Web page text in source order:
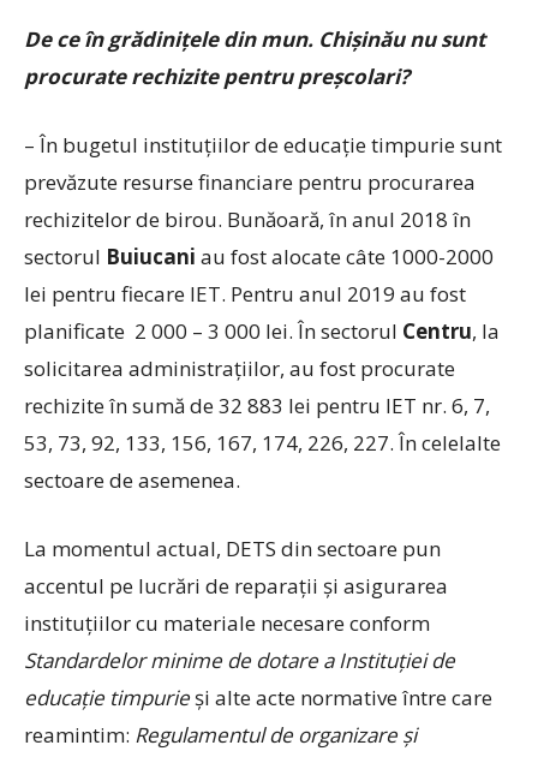
De ce în grădiniţele din mun. Chişinău nu sunt
procurate rechizite pentru preşcolari?
– În bugetul instituţiilor de educaţie timpurie sunt
prevăzute resurse financiare pentru procurarea
rechizitelor de birou. Bunăoară, în anul 2018 în
sectorul Buiucani au fost alocate câte 1000-2000
lei pentru fiecare IET. Pentru anul 2019 au fost
planificate 2 000 – 3 000 lei. În sectorul Centru, la
solicitarea administraţiilor, au fost procurate
rechizite în sumă de 32 883 lei pentru IET nr. 6, 7,
53, 73, 92, 133, 156, 167, 174, 226, 227. În celelalte
sectoare de asemenea.
La momentul actual, DETS din sectoare pun
accentul pe lucrări de reparaţii şi asigurarea
instituţiilor cu materiale necesare conform
Standardelor minime de dotare aInstituţiei de
educație timpurie şi alte acte normative între care
reamintim: Regulamentul de organizare și